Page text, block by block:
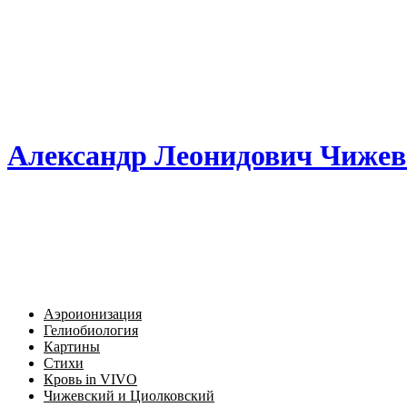
Александр Леонидович
Аэроионизация
Гелиобиология
Картины
Стихи
Кровь in VIVO
Чижевский и Циолковский